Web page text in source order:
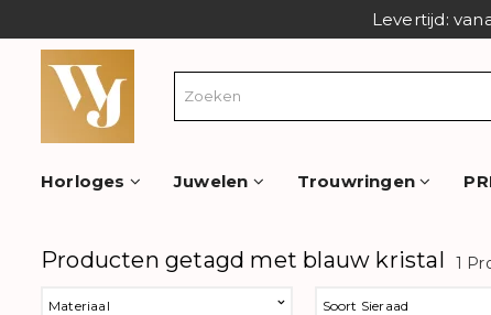
Levertijd:
Horloges Juwelen Trouwringen
Producten getagd met blauw kristal 1
Materiaal Soort Sieraad